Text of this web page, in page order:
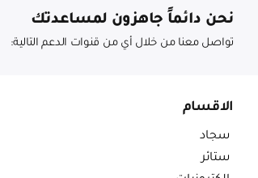
نحن دائماً جاهزون لمساعدتك
تواصل معنا من خلال أي من قنوات الدعم التالية:
الاقسام
سجاد
ستائر